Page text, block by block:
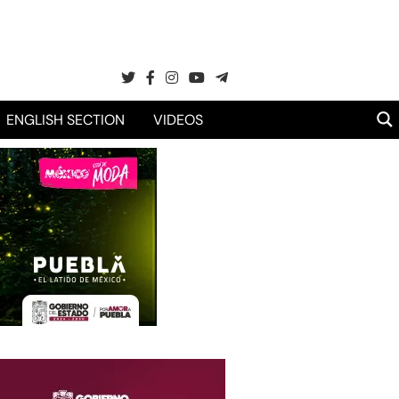
ENGLISH SECTION VIDEOS